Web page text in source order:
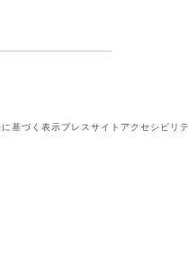
基づく表示プレスサイト アクセシビリ